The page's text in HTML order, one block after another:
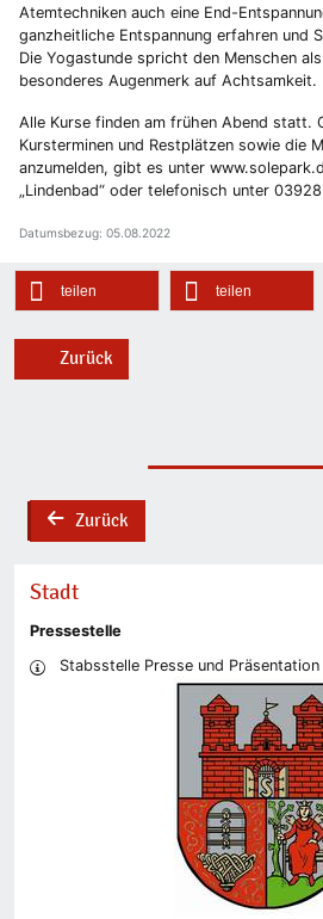
Atemtechniken auch eine End-
ganzheitliche Entspannung erfahren und
Die Yogastunde spricht den Menschen
besonderes Augenmerk auf Achtsamkeit.
Alle Kurse finden am frühen Abend statt.
Kursterminen und Restplätzen sowie die
anzumelden, gibt es unter
„Lindenbad“ oder telefonisch unter
Datumsbezug: 05.08.2022
teilen teilen
Zurück
backZurück
Stadt
Pressestelle
Stabsstelle Presse und Präsentation